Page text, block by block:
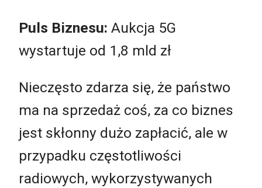
Puls Biznesu: Aukcja 5G
wystartuje od 1,8 mld zł
Nieczęsto zdarza się, że państwo
ma na sprzedaż coś, za co biznes
jest skłonny dużo zapłacić, ale w
przypadku częstotliwości
radiowych, wykorzystywanych